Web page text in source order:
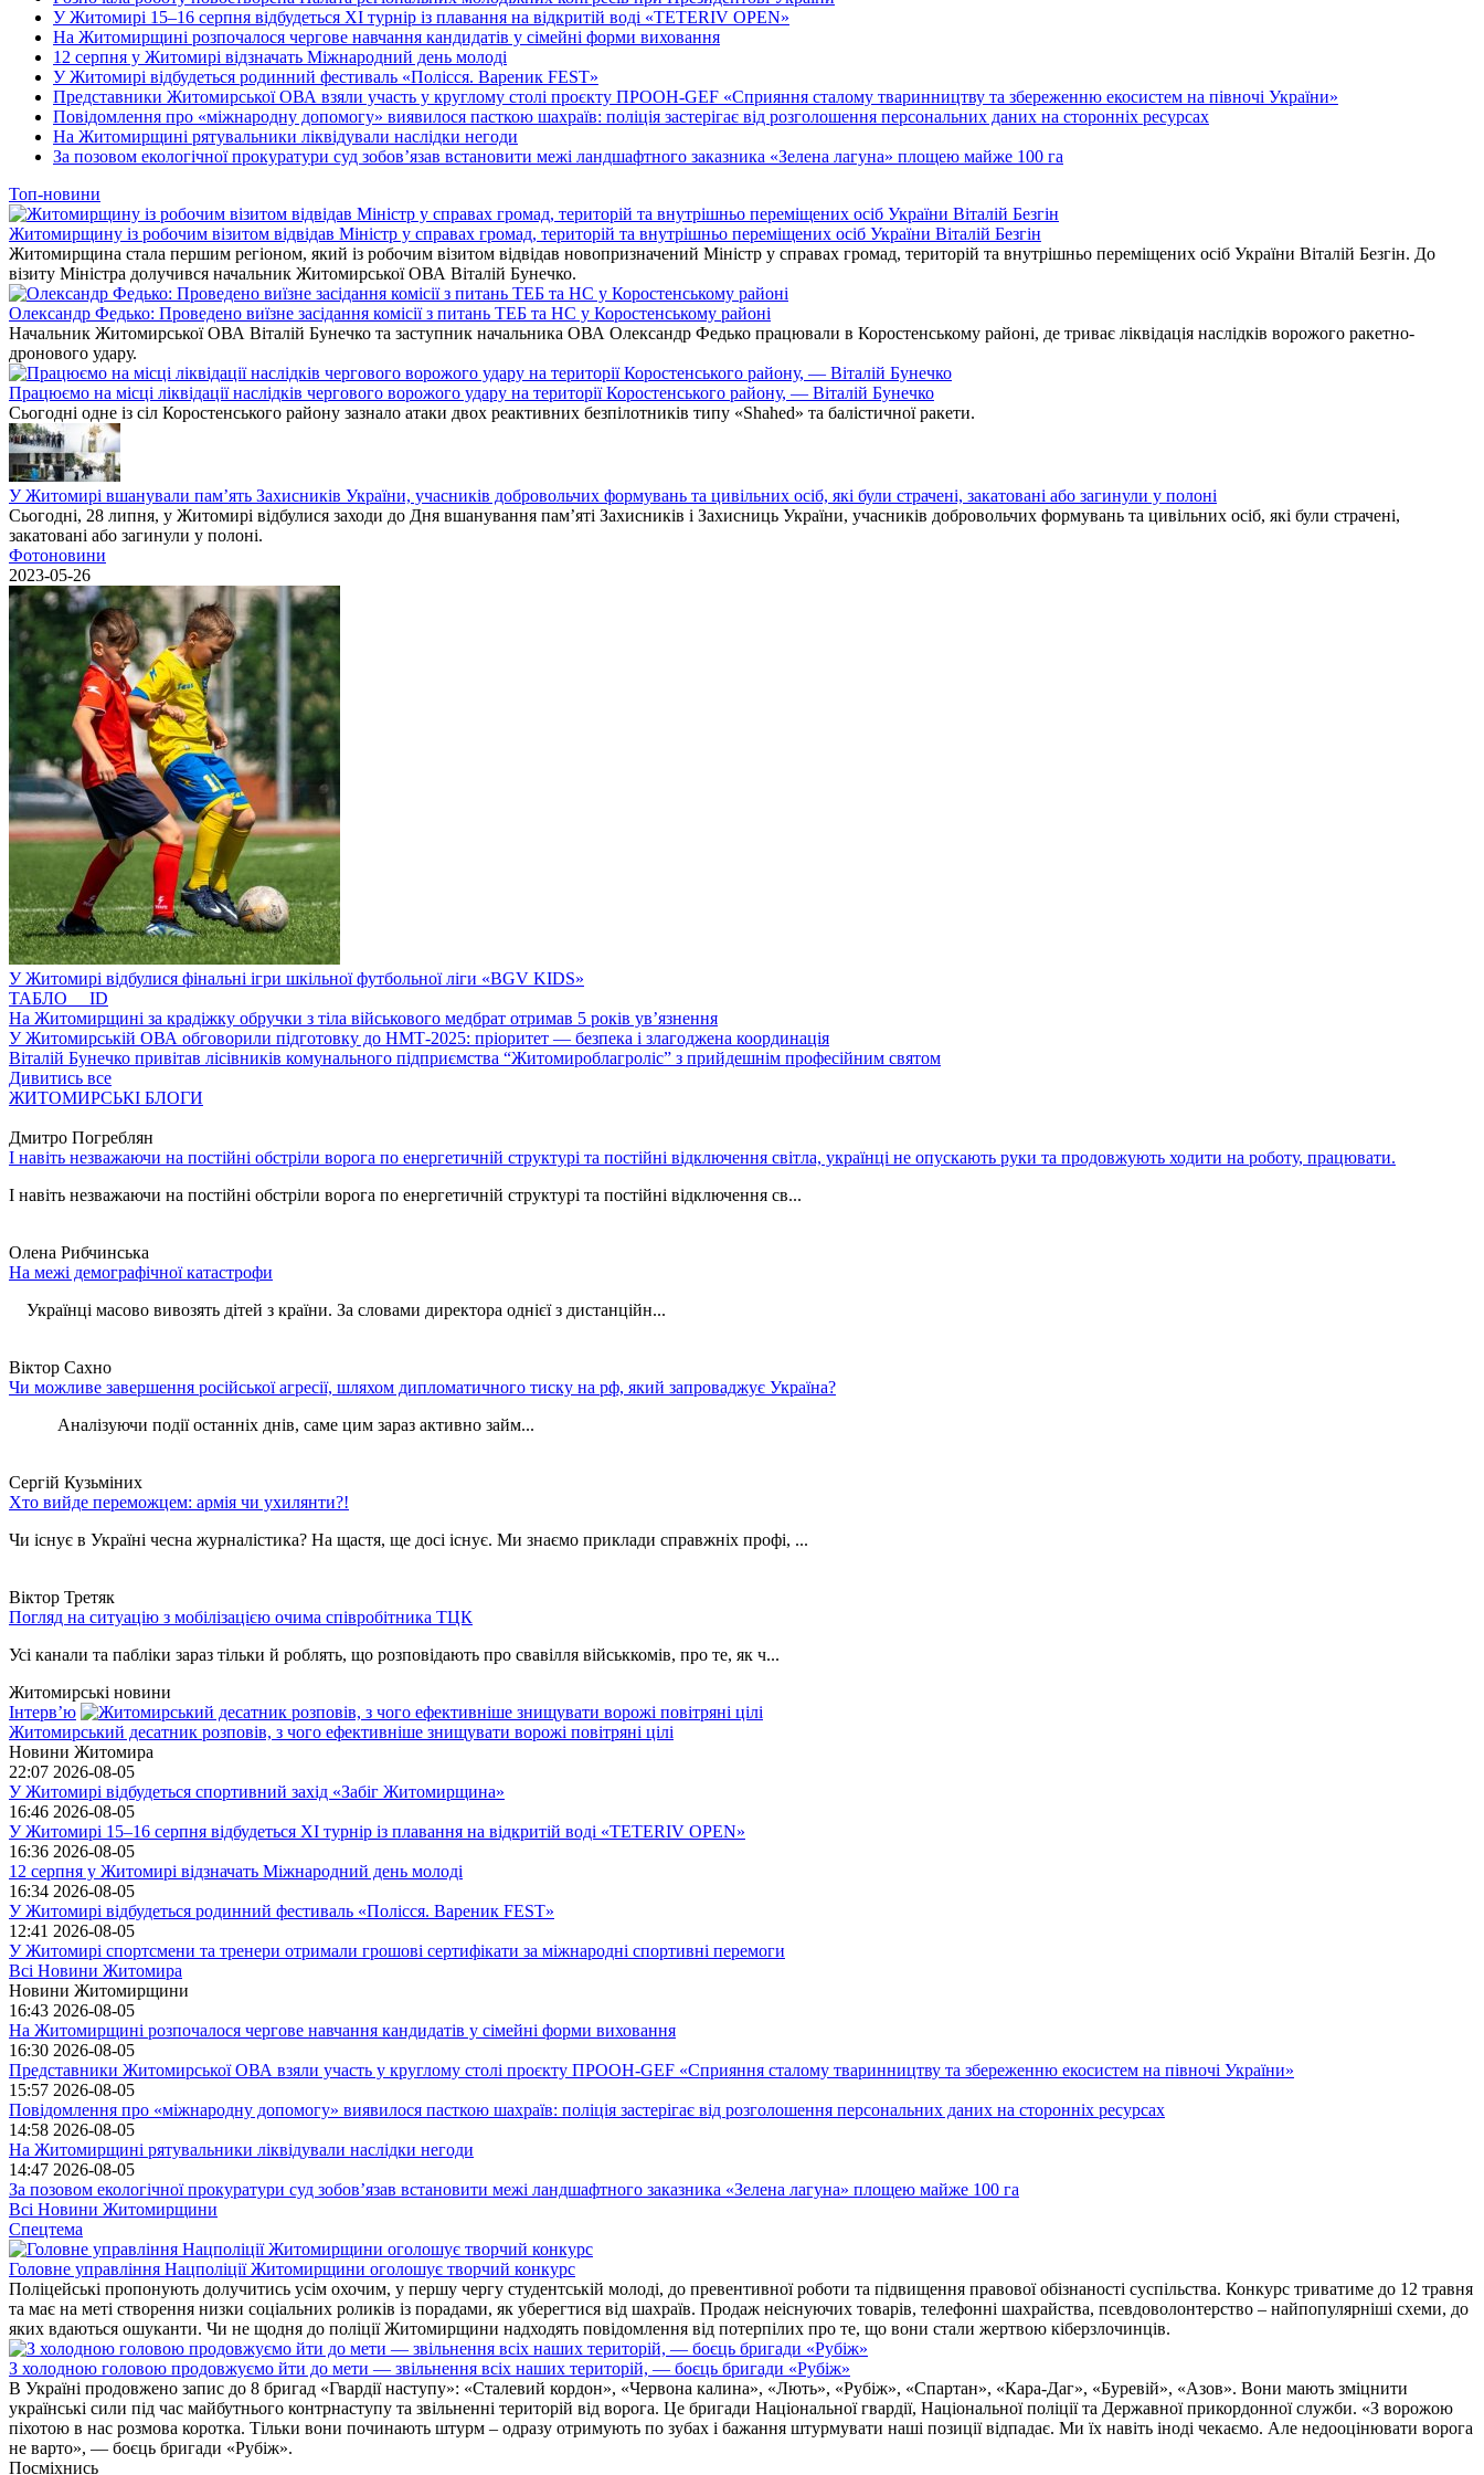
У Житомирі 15–16 серпня відбудеться XI турнір із плавання на відкритій воді «TETERIV OPEN»
На Житомирщині розпочалося чергове навчання кандидатів у сімейні форми виховання
12 серпня у Житомирі відзначать Міжнародний день молоді
У Житомирі відбудеться родинний фестиваль «Полісся. Вареник FEST»
Представники Житомирської ОВА взяли участь у круглому столі проєкту ПРООН-GEF «Сприяння сталому тваринництву та збереженню екосистем на півночі України»
Повідомлення про «міжнародну допомогу» виявилося пасткою шахраїв: поліція застерігає від розголошення персональних даних на сторонніх ресурсах
На Житомирщині рятувальники ліквідували наслідки негоди
За позовом екологічної прокуратури суд зобов’язав встановити межі ландшафтного заказника «Зелена лагуна» площею майже 100 га
Топ-новини
Житомирщину із робочим візитом відвідав Міністр у справах громад, територій та внутрішньо переміщених осіб України Віталій Безгін
Житомирщина стала першим регіоном, який із робочим візитом відвідав новопризначений Міністр у справах громад, територій та внутрішньо переміщених осіб України Віталій Безгін. До
візиту Міністра долучився начальник Житомирської ОВА Віталій Бунечко.
Олександр Федько: Проведено виїзне засідання комісії з питань ТЕБ та НС у Коростенському районі
Начальник Житомирської ОВА Віталій Бунечко та заступник начальника ОВА Олександр Федько працювали в Коростенському районі, де триває ліквідація наслідків ворожого ракетно-
дронового удару.
Працюємо на місці ліквідації наслідків чергового ворожого удару на території Коростенського району, — Віталій Бунечко
Сьогодні одне із сіл Коростенського району зазнало атаки двох реактивних безпілотників типу «Shahed» та балістичної ракети.
У Житомирі вшанували пам’ять Захисників України, учасників добровольчих формувань та цивільних осіб, які були страчені, закатовані або загинули у полоні
Сьогодні, 28 липня, у Житомирі відбулися заходи до Дня вшанування пам’яті Захисників і Захисниць України, учасників добровольчих формувань та цивільних осіб, які були страчені,
закатовані або загинули у полоні.
Фотоновини
2023-05-26
У Житомирі відбулися фінальні ігри шкільної футбольної ліги «BGV KIDS»
ТАБЛО ID
На Житомирщині за крадіжку обручки з тіла військового медбрат отримав 5 років ув’язнення
У Житомирській ОВА обговорили підготовку до НМТ-2025: пріоритет — безпека і злагоджена координація
Віталій Бунечко привітав лісівників комунального підприємства “Житомироблагроліс” з прийдешнім професійним святом
Дивитись все
ЖИТОМИРСЬКІ БЛОГИ
Дмитро Погреблян
І навіть незважаючи на постійні обстріли ворога по енергетичній структурі та постійні відключення світла, українці не опускають руки та продовжують ходити на роботу, працювати.
І навіть незважаючи на постійні обстріли ворога по енергетичній структурі та постійні відключення св...
Олена Рибчинська
На межі демографічної катастрофи
Українці масово вивозять дітей з країни. За словами директора однієї з дистанційн...
Віктор Сахно
Чи можливе завершення російської агресії, шляхом дипломатичного тиску на рф, який запроваджує Україна?
Аналізуючи події останніх днів, саме цим зараз активно займ...
Сергій Кузьміних
Хто вийде переможцем: армія чи ухилянти?!
Чи існує в Україні чесна журналістика? На щастя, ще досі існує. Ми знаємо приклади справжніх профі, ...
Віктор Третяк
Погляд на ситуацію з мобілізацією очима співробітника ТЦК
Усі канали та пабліки зараз тільки й роблять, що розповідають про свавілля військкомів, про те, як ч...
Житомирські новини
Інтерв’ю
Житомирський десатник розповів, з чого ефективніше знищувати ворожі повітряні цілі
Новини Житомира
22:07 2026-08-05
У Житомирі відбудеться спортивний захід «Забіг Житомирщина»
16:46 2026-08-05
У Житомирі 15–16 серпня відбудеться XI турнір із плавання на відкритій воді «TETERIV OPEN»
16:36 2026-08-05
12 серпня у Житомирі відзначать Міжнародний день молоді
16:34 2026-08-05
У Житомирі відбудеться родинний фестиваль «Полісся. Вареник FEST»
12:41 2026-08-05
У Житомирі спортсмени та тренери отримали грошові сертифікати за міжнародні спортивні перемоги
Всі Новини Житомира
Новини Житомирщини
16:43 2026-08-05
На Житомирщині розпочалося чергове навчання кандидатів у сімейні форми виховання
16:30 2026-08-05
Представники Житомирської ОВА взяли участь у круглому столі проєкту ПРООН-GEF «Сприяння сталому тваринництву та збереженню екосистем на півночі України»
15:57 2026-08-05
Повідомлення про «міжнародну допомогу» виявилося пасткою шахраїв: поліція застерігає від розголошення персональних даних на сторонніх ресурсах
14:58 2026-08-05
На Житомирщині рятувальники ліквідували наслідки негоди
14:47 2026-08-05
За позовом екологічної прокуратури суд зобов’язав встановити межі ландшафтного заказника «Зелена лагуна» площею майже 100 га
Всі Новини Житомирщини
Спецтема
Головне управління Нацполіції Житомирщини оголошує творчий конкурс
Поліцейські пропонують долучитись усім охочим, у першу чергу студентській молоді, до превентивної роботи та підвищення правової обізнаності суспільства. Конкурс триватиме до 12 травня
та має на меті створення низки соціальних роликів із порадами, як уберегтися від шахраїв. Продаж неіснуючих товарів, телефонні шахрайства, псевдоволонтерство – найпопулярніші схеми, до
яких вдаються ошуканти. Чи не щодня до поліції Житомирщини надходять повідомлення від потерпілих про те, що вони стали жертвою кіберзлочинців.
З холодною головою продовжуємо йти до мети — звільнення всіх наших територій, — боєць бригади «Рубіж»
В Україні продовжено запис до 8 бригад «Гвардії наступу»: «Сталевий кордон», «Червона калина», «Лють», «Рубіж», «Спартан», «Кара-Даг», «Буревій», «Азов». Вони мають зміцнити
українські сили під час майбутнього контрнаступу та звільненні територій від ворога. Це бригади Національної гвардії, Національної поліції та Державної прикордонної служби. «З ворожою
піхотою в нас розмова коротка. Тільки вони починають штурм – одразу отримують по зубах і бажання штурмувати наші позиції відпадає. Ми їх навіть іноді чекаємо. Але недооцінювати ворога
не варто», — боєць бригади «Рубіж».
Посміхнись